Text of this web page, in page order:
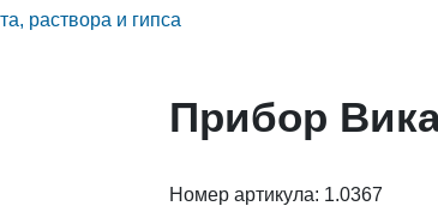
раствора и гипса
Прибор
Номер артикула: 1.0367